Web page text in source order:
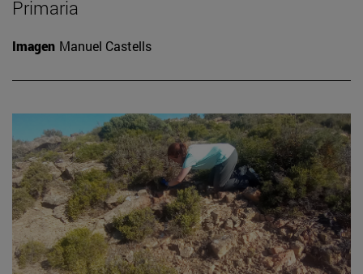
Primaria
Imagen Manuel Castells